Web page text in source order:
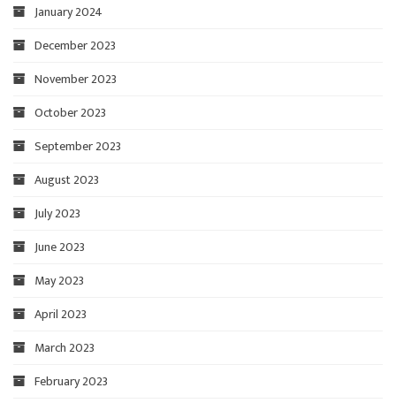
January 2024
December 2023
November 2023
October 2023
September 2023
August 2023
July 2023
June 2023
May 2023
April 2023
March 2023
February 2023